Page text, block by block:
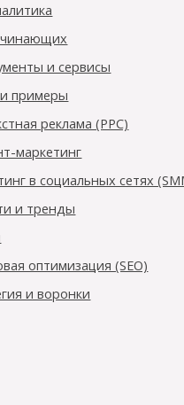
и сервисы
примеры
реклама (PPC)
маркетинг
в социальных сетях
и тренды
оптимизация (SEO)
и воронки